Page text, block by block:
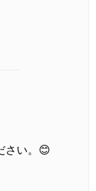
さい。😊